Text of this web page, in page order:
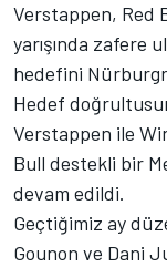
Verstappen, Red
yarışında zafere
hedefini
Hedef
Verstappen ile
Bull destekli bir
devam edildi.
Geçtiğimiz ay
Gounon ve Dani